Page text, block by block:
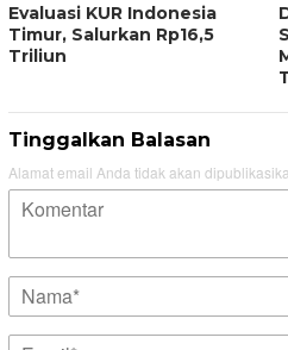
Evaluasi KUR Indonesia
Timur, Salurkan Rp16,5
Triliun
Tinggalkan Balasan
Alamat email Anda tidak akan